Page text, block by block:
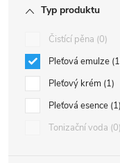
Typ produktu
Čistící pěna 0
Pleťová emulze 1
Pleťový krém 1
Pleťová esence 1
Tonizační voda 0